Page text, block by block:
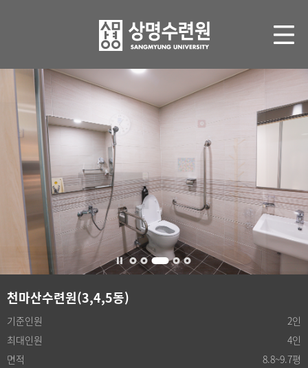
천마산수련원(3,4,5동)
기준인원
2인
최대인원
4인
면적
8.8~9.7평